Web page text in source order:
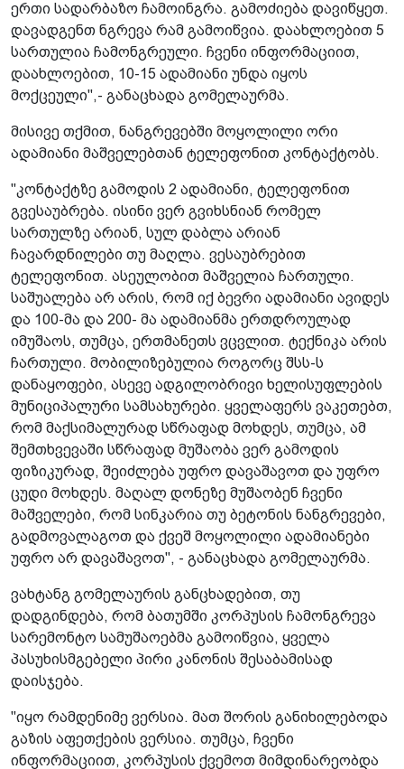
ერთი სადარბაზო ჩამოინგრა. გამოძიება დავიწყეთ.
დავადგენთ ნგრევა რამ გამოიწვია. დაახლოებით 5
სართულია ჩამონგრეული. ჩვენი ინფორმაციით,
დაახლოებით, 10-15 ადამიანი უნდა იყოს
მოქცეული",- განაცხადა გომელაურმა.
მისივე თქმით, ნანგრევებში მოყოლილი ორი
ადამიანი მაშველებთან ტელეფონით კონტაქტობს.
"კონტაქტზე გამოდის 2 ადამიანი, ტელეფონით
გვესაუბრება. ისინი ვერ გვიხსნიან რომელ
სართულზე არიან, სულ დაბლა არიან
ჩავარდნილები თუ მაღლა. ვესაუბრებით
ტელეფონით. ასეულობით მაშველია ჩართული.
საშუალება არ არის, რომ იქ ბევრი ადამიანი ავიდეს
და 100-მა და 200- მა ადამიანმა ერთდროულად
იმუშაოს, თუმცა, ერთმანეთს ვცვლით. ტექნიკა არის
ჩართული. მობილიზებულია როგორც შსს-ს
დანაყოფები, ასევე ადგილობრივი ხელისუფლების
მუნიციპალური სამსახურები. ყველაფერს ვაკეთებთ,
რომ მაქსიმალურად სწრაფად მოხდეს, თუმცა, ამ
შემთხვევაში სწრაფად მუშაობა ვერ გამოდის
ფიზიკურად, შეიძლება უფრო დავაშავოთ და უფრო
ცუდი მოხდეს. მაღალ დონეზე მუშაობენ ჩვენი
მაშველები, რომ სინკარია თუ ბეტონის ნანგრევები,
გადმოვალაგოთ და ქვეშ მოყოლილი ადამიანები
უფრო არ დავაშავოთ", - განაცხადა გომელაურმა.
ვახტანგ გომელაურის განცხადებით, თუ
დადგინდება, რომ ბათუმში კორპუსის ჩამონგრევა
სარემონტო სამუშაოებმა გამოიწვია, ყველა
პასუხისმგებელი პირი კანონის შესაბამისად
დაისჯება.
"იყო რამდენიმე ვერსია. მათ შორის განიხილებოდა
გაზის აფეთქების ვერსია. თუმცა, ჩვენი
ინფორმაციით, კორპუსის ქვემოთ მიმდინარეობდა